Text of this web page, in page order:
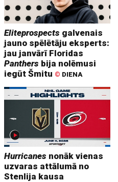
Eliteprospects galvenais
jauno spēlētāju eksperts:
jau janvārī Floridas
Panthers bija nolēmusi
iegūt Šmitu © DIENA
Hurricanes nonāk vienas
uzvaras attālumā no
Stenlija kausa